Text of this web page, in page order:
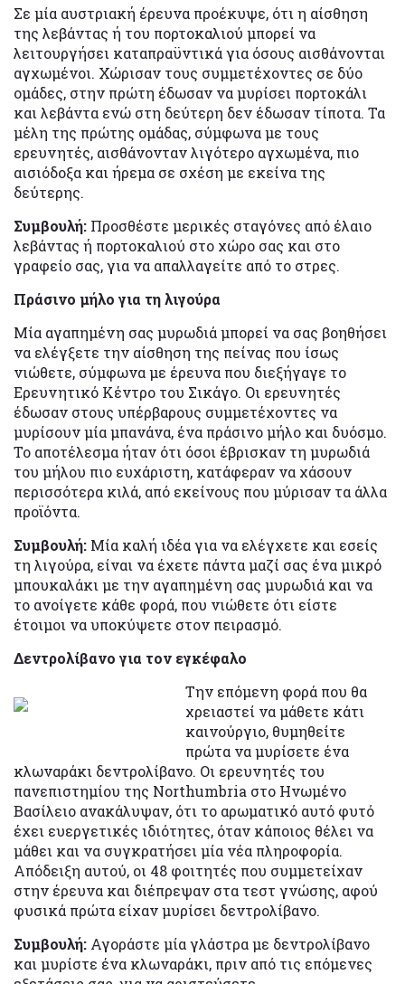
Σε μία αυστριακή έρευνα προέκυψε, ότι η αίσθηση
της λεβάντας ή του πορτοκαλιού μπορεί να
λειτουργήσει καταπραϋντικά για όσους αισθάνονται
αγχωμένοι. Χώρισαν τους συμμετέχοντες σε δύο
ομάδες, στην πρώτη έδωσαν να μυρίσει πορτοκάλι
και λεβάντα ενώ στη δεύτερη δεν έδωσαν τίποτα. Τα
μέλη της πρώτης ομάδας, σύμφωνα με τους
ερευνητές, αισθάνονταν λιγότερο αγχωμένα, πιο
αισιόδοξα και ήρεμα σε σχέση με εκείνα της
δεύτερης.
Συμβουλή: Προσθέστε μερικές σταγόνες από έλαιο
λεβάντας ή πορτοκαλιού στο χώρο σας και στο
γραφείο σας, για να απαλλαγείτε από το στρες.
Πράσινο μήλο για τη λιγούρα
Μία αγαπημένη σας μυρωδιά μπορεί να σας βοηθήσει
να ελέγξετε την αίσθηση της πείνας που ίσως
νιώθετε, σύμφωνα με έρευνα που διεξήγαγε το
Ερευνητικό Κέντρο του Σικάγο. Οι ερευνητές
έδωσαν στους υπέρβαρους συμμετέχοντες να
μυρίσουν μία μπανάνα, ένα πράσινο μήλο και δυόσμο.
Το αποτέλεσμα ήταν ότι όσοι έβρισκαν τη μυρωδιά
του μήλου πιο ευχάριστη, κατάφεραν να χάσουν
περισσότερα κιλά, από εκείνους που μύρισαν τα άλλα
προϊόντα.
Συμβουλή: Μία καλή ιδέα για να ελέγχετε και εσείς
τη λιγούρα, είναι να έχετε πάντα μαζί σας ένα μικρό
μπουκαλάκι με την αγαπημένη σας μυρωδιά και να
το ανοίγετε κάθε φορά, που νιώθετε ότι είστε
έτοιμοι να υποκύψετε στον πειρασμό.
Δεντρολίβανο για τoν εγκέφαλο
Την επόμενη φορά που θα
χρειαστεί να μάθετε κάτι
καινούργιο, θυμηθείτε
πρώτα να μυρίσετε ένα
κλωναράκι δεντρολίβανο. Οι ερευνητές του
πανεπιστημίου της Northumbria στο Ηνωμένο
Βασίλειο ανακάλυψαν, ότι το αρωματικό αυτό φυτό
έχει ευεργετικές ιδιότητες, όταν κάποιος θέλει να
μάθει και να συγκρατήσει μία νέα πληροφορία.
Απόδειξη αυτού, οι 48 φοιτητές που συμμετείχαν
στην έρευνα και διέπρεψαν στα τεστ γνώσης, αφού
φυσικά πρώτα είχαν μυρίσει δεντρολίβανο.
Συμβουλή: Αγοράστε μία γλάστρα με δεντρολίβανο
και μυρίστε ένα κλωναράκι, πριν από τις επόμενες